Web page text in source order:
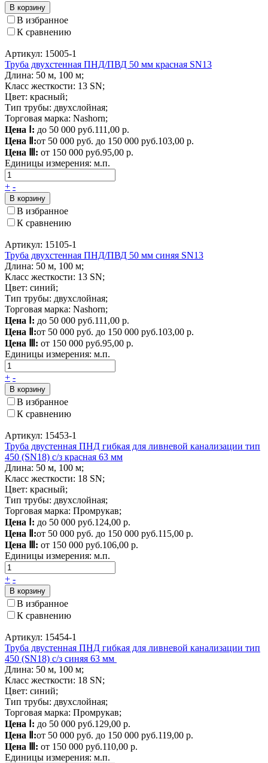
В корзину
В избранное
К сравнению
Артикул: 15005-1
Труба двухстенная ПНД/ПВД 50 мм красная SN13
Длина: 50 м, 100 м;
Класс жесткости: 13 SN;
Цвет: красный;
Тип трубы: двухслойная;
Торговая марка: Nashorn;
Цена Ⅰ: до 50 000 руб.111,00 р.
Цена Ⅱ:от 50 000 руб. до 150 000 руб.103,00 р.
Цена Ⅲ: от 150 000 руб.95,00 р.
Единицы измерения: м.п.
+ -
В корзину
В избранное
К сравнению
Артикул: 15105-1
Труба двухстенная ПНД/ПВД 50 мм синяя SN13
Длина: 50 м, 100 м;
Класс жесткости: 13 SN;
Цвет: синий;
Тип трубы: двухслойная;
Торговая марка: Nashorn;
Цена Ⅰ: до 50 000 руб.111,00 р.
Цена Ⅱ:от 50 000 руб. до 150 000 руб.103,00 р.
Цена Ⅲ: от 150 000 руб.95,00 р.
Единицы измерения: м.п.
+ -
В корзину
В избранное
К сравнению
Артикул: 15453-1
Труба двустенная ПНД гибкая для ливневой канализации тип
450 (SN18) с/з красная 63 мм
Длина: 50 м, 100 м;
Класс жесткости: 18 SN;
Цвет: красный;
Тип трубы: двухслойная;
Торговая марка: Промрукав;
Цена Ⅰ: до 50 000 руб.124,00 р.
Цена Ⅱ:от 50 000 руб. до 150 000 руб.115,00 р.
Цена Ⅲ: от 150 000 руб.106,00 р.
Единицы измерения: м.п.
+ -
В корзину
В избранное
К сравнению
Артикул: 15454-1
Труба двустенная ПНД гибкая для ливневой канализации тип
450 (SN18) с/з синяя 63 мм
Длина: 50 м, 100 м;
Класс жесткости: 18 SN;
Цвет: синий;
Тип трубы: двухслойная;
Торговая марка: Промрукав;
Цена Ⅰ: до 50 000 руб.129,00 р.
Цена Ⅱ:от 50 000 руб. до 150 000 руб.119,00 р.
Цена Ⅲ: от 150 000 руб.110,00 р.
Единицы измерения: м.п.